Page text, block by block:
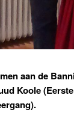
aan de
Koole